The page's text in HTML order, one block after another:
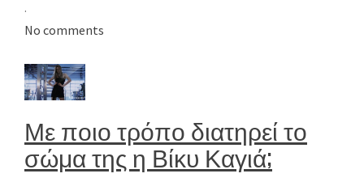
·
No comments
Με ποιο τρόπο διατηρεί το
σώμα της η Βίκυ Καγιά;